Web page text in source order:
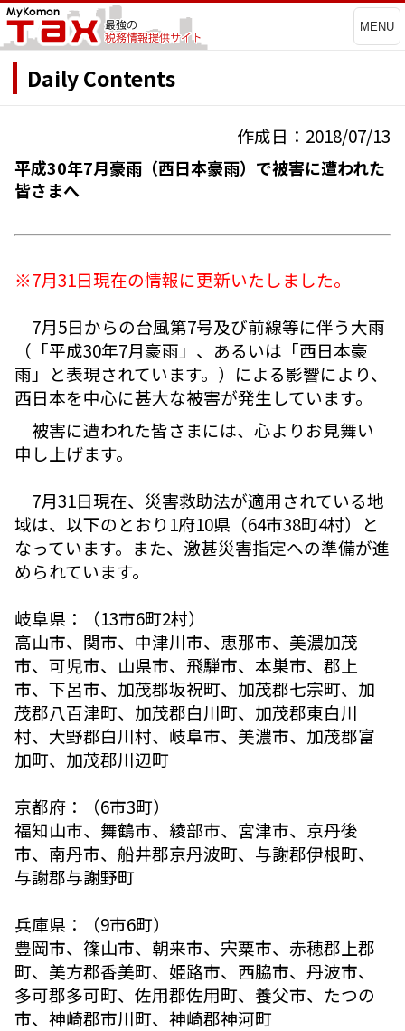
MENU
Daily Contents
作成日：2018/07/13
平成30年7月豪雨（西日本豪雨）で被害に遭われた
皆さまへ
※7月31日現在の情報に更新いたしました。
7月5日からの台風第7号及び前線等に伴う大雨
（「平成30年7月豪雨」、あるいは「西日本豪
雨」と表現されています。）による影響により、
西日本を中心に甚大な被害が発生しています。
被害に遭われた皆さまには、心よりお見舞い
申し上げます。
7月31日現在、災害救助法が適用されている地
域は、以下のとおり1府10県（64市38町4村）と
なっています。また、激甚災害指定への準備が進
められています。
岐阜県：（13市6町2村）
高山市、関市、中津川市、恵那市、美濃加茂
市、可児市、山県市、飛騨市、本巣市、郡上
市、下呂市、加茂郡坂祝町、加茂郡七宗町、加
茂郡八百津町、加茂郡白川町、加茂郡東白川
村、大野郡白川村、岐阜市、美濃市、加茂郡富
加町、加茂郡川辺町
京都府：（6市3町）
福知山市、舞鶴市、綾部市、宮津市、京丹後
市、南丹市、船井郡京丹波町、与謝郡伊根町、
与謝郡与謝野町
兵庫県：（9市6町）
豊岡市、篠山市、朝来市、宍粟市、赤穂郡上郡
町、美方郡香美町、姫路市、西脇市、丹波市、
多可郡多可町、佐用郡佐用町、養父市、たつの
市、神崎郡市川町、神崎郡神河町